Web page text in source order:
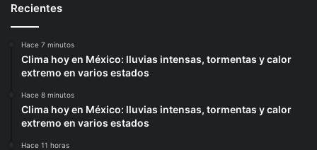
Recientes
Hace 7 minutos
Clima hoy en México: lluvias intensas, tormentas y calor
extremo en varios estados
Hace 8 minutos
Clima hoy en México: lluvias intensas, tormentas y calor
extremo en varios estados
Hace 11 horas